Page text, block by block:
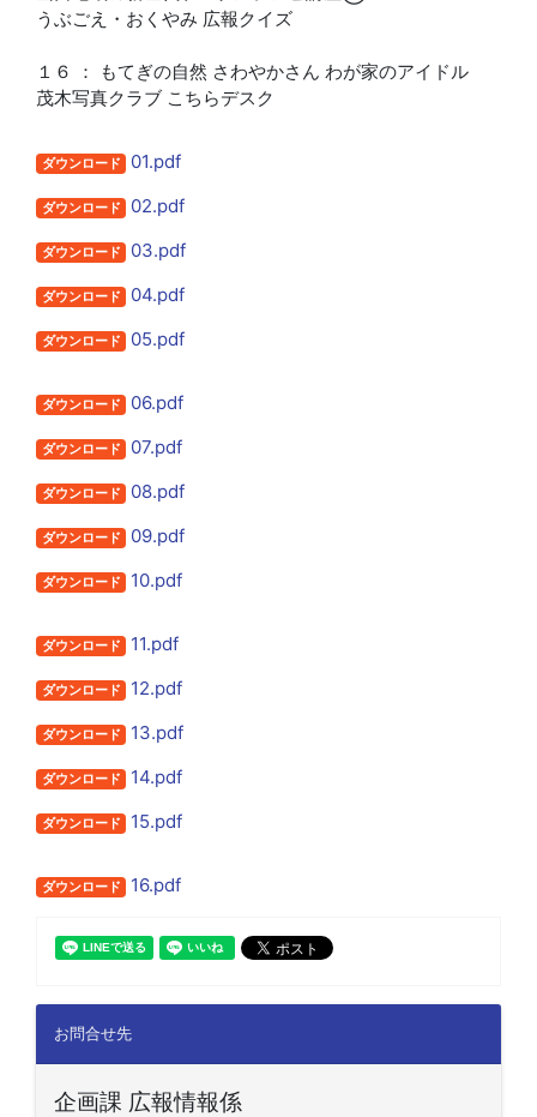
うぶごえ・おくやみ 広報クイズ
１６ ： もてぎの自然 さわやかさん わが家のアイドル
茂木写真クラブ こちらデスク
ダウンロード 01.pdf
ダウンロード 02.pdf
ダウンロード 03.pdf
ダウンロード 04.pdf
ダウンロード 05.pdf
ダウンロード 06.pdf
ダウンロード 07.pdf
ダウンロード 08.pdf
ダウンロード 09.pdf
ダウンロード 10.pdf
ダウンロード 11.pdf
ダウンロード 12.pdf
ダウンロード 13.pdf
ダウンロード 14.pdf
ダウンロード 15.pdf
ダウンロード 16.pdf
お問合せ先
企画課 広報情報係